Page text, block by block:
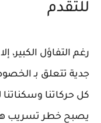
للتقدم
رغم التفاؤل الكبير،
جدية تتعلق بـ
كل حركاتنا وسكناتنا
يصبح خطر تسريب